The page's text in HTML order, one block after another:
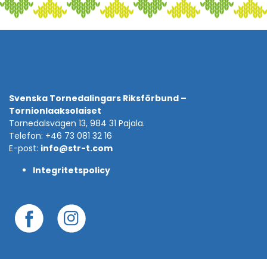
Svenska Tornedalingars Riksförbund –
Tornionlaaksolaiset
Tornedalsvägen 13, 984 31 Pajala.
Telefon: +46 73 081 32 16
E-post: info@str-t.com
Integritetspolicy